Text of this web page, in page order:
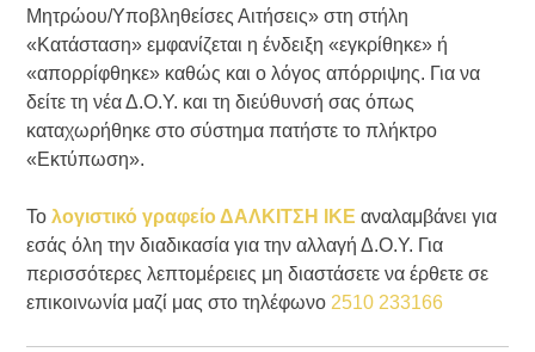
Μητρώου/Υποβληθείσες Αιτήσεις» στη στήλη
«Κατάσταση» εμφανίζεται η ένδειξη «εγκρίθηκε» ή
«απορρίφθηκε» καθώς και ο λόγος απόρριψης. Για να
δείτε τη νέα Δ.Ο.Υ. και τη διεύθυνσή σας όπως
καταχωρήθηκε στο σύστημα πατήστε το πλήκτρο
«Εκτύπωση».
Τολογιστικό γραφείο ΔΑΛΚΙΤΣΗ ΙΚΕ αναλαμβάνει για
εσάς όλη την διαδικασία για την αλλαγή Δ.Ο.Υ. Για
περισσότερες λεπτομέρειες μη διαστάσετε να έρθετε σε
επικοινωνία μαζί μας στο τηλέφωνο 2510 233166